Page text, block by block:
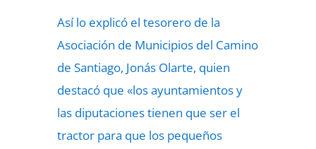
Así lo explicó el tesorero de la
Asociación de Municipios del Camino
de Santiago, Jonás Olarte, quien
destacó que «los ayuntamientos y
las diputaciones tienen que ser el
tractor para que los pequeños